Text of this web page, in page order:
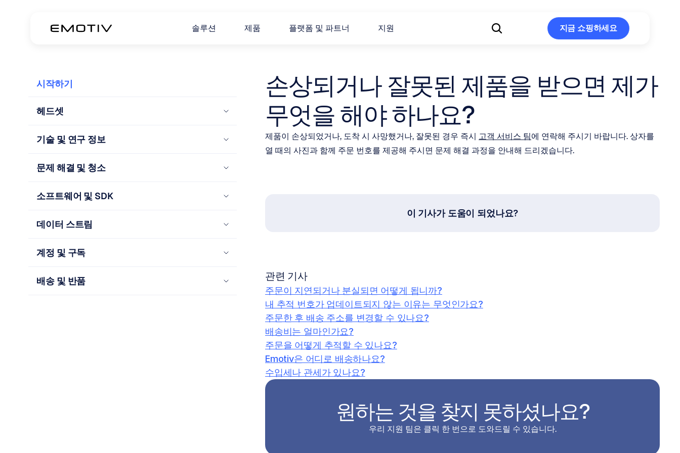
솔루션 제품 플랫폼 및 파트너 지원
지금 쇼핑하세요
시작하기
헤드셋
기술 및 연구 정보
문제 해결 및 청소
소프트웨어 및 SDK
데이터 스트림
계정 및 구독
배송 및 반품
손상되거나 잘못된 제품을 받으면 제가
무엇을 해야 하나요?
제품이 손상되었거나, 도착 시 사망했거나, 잘못된 경우 즉시 고객 서비스 팀에 연락해 주시기 바랍니다. 상자를
열 때의 사진과 함께 주문 번호를 제공해 주시면 문제 해결 과정을 안내해 드리겠습니다.
이 기사가 도움이 되었나요?
관련 기사
주문이 지연되거나 분실되면 어떻게 됩니까?
내 추적 번호가 업데이트되지 않는 이유는 무엇인가요?
주문한 후 배송 주소를 변경할 수 있나요?
배송비는 얼마인가요?
주문을 어떻게 추적할 수 있나요?
Emotiv은 어디로 배송하나요?
수입세나 관세가 있나요?
원하는 것을 찾지 못하셨나요?
우리 지원 팀은 클릭 한 번으로 도와드릴 수 있습니다.